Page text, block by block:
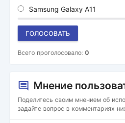
Samsung Galaxy A11
ГОЛОСОВАТЬ
Всего проголосовало: 0
Мнение
Поделитесь своим мнением об
задайте вопрос в комментариях